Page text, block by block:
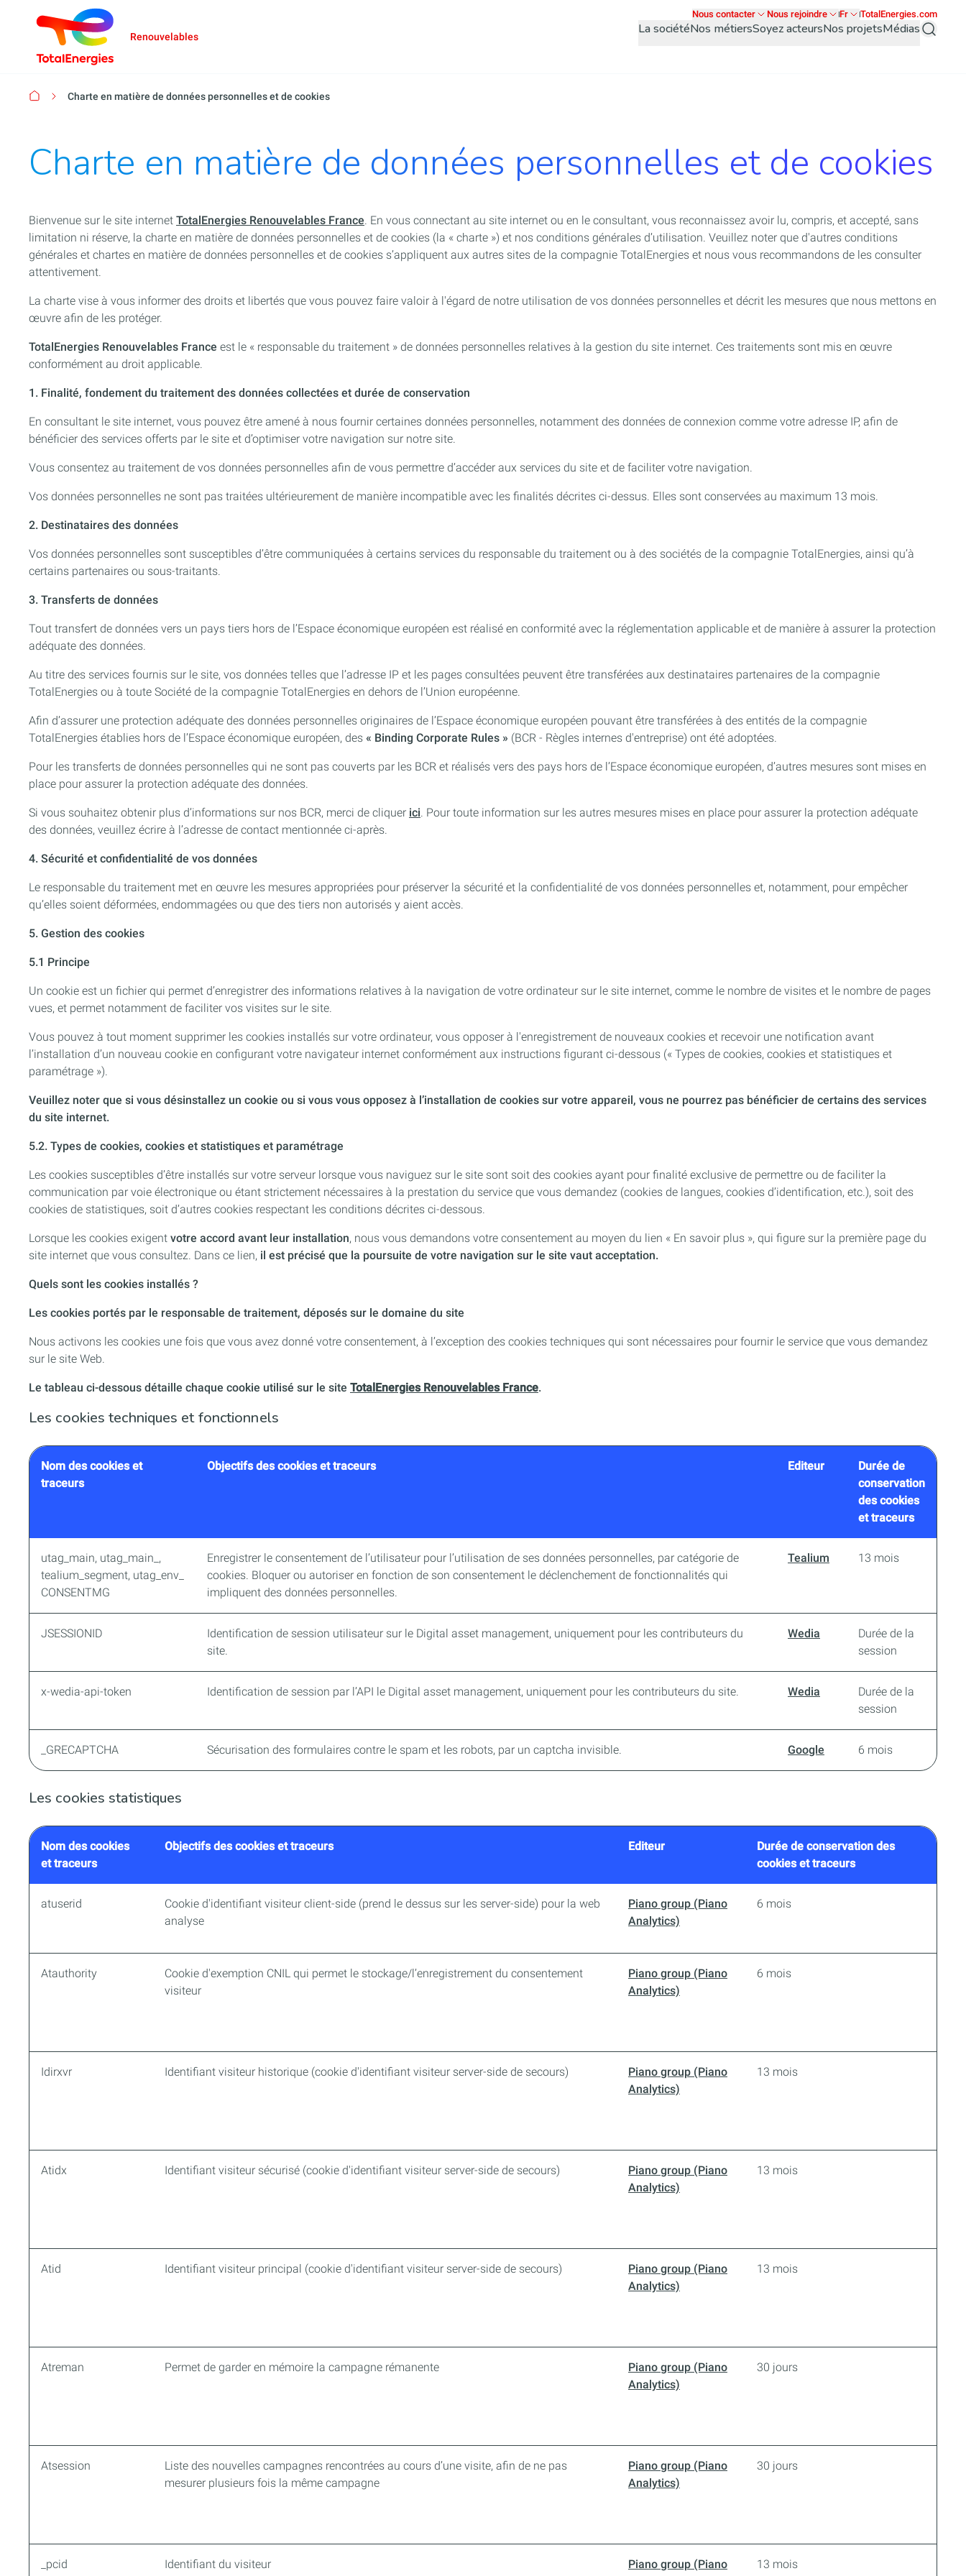
Renouvelables La sociétéNos métiersSoyez acteursNos projetsMédias
Nous contacter Nous rejoindre Fr TotalEnergies.com
Fil
Charte en matière de données personnelles et de cookies
Charte en matière de données personnelles et de cookies
Bienvenue sur le site internet TotalEnergies Renouvelables France . En vous connectant au site internet ou en le consultant, vous reconnaissez avoir lu, compris, et accepté, sans
limitation ni réserve, la charte en matière de données personnelles et de cookies (la « charte ») et nos conditions générales d’utilisation. Veuillez noter que d'autres conditions
générales et chartes en matière de données personnelles et de cookies s’appliquent aux autres sites de la compagnie TotalEnergies et nous vous recommandons de les consulter
attentivement.
La charte vise à vous informer des droits et libertés que vous pouvez faire valoir à l'égard de notre utilisation de vos données personnelles et décrit les mesures que nous mettons en
œuvre afin de les protéger.
TotalEnergies Renouvelables France est le « responsable du traitement » de données personnelles relatives à la gestion du site internet. Ces traitements sont mis en œuvre
conformément au droit applicable.
1. Finalité, fondement du traitement des données collectées et durée de conservation
En consultant le site internet, vous pouvez être amené à nous fournir certaines données personnelles, notamment des données de connexion comme votre adresse IP, afin de
bénéficier des services offerts par le site et d’optimiser votre navigation sur notre site.
Vous consentez au traitement de vos données personnelles afin de vous permettre d’accéder aux services du site et de faciliter votre navigation.
Vos données personnelles ne sont pas traitées ultérieurement de manière incompatible avec les finalités décrites ci-dessus. Elles sont conservées au maximum 13 mois.
2. Destinataires des données
Vos données personnelles sont susceptibles d’être communiquées à certains services du responsable du traitement ou à des sociétés de la compagnie TotalEnergies, ainsi qu’à
certains partenaires ou sous-traitants.
3. Transferts de données
Tout transfert de données vers un pays tiers hors de l’Espace économique européen est réalisé en conformité avec la réglementation applicable et de manière à assurer la protection
adéquate des données.
Au titre des services fournis sur le site, vos données telles que l’adresse IP et les pages consultées peuvent être transférées aux destinataires partenaires de la compagnie
TotalEnergies ou à toute Société de la compagnie TotalEnergies en dehors de l’Union européenne.
Afin d’assurer une protection adéquate des données personnelles originaires de l’Espace économique européen pouvant être transférées à des entités de la compagnie
TotalEnergies établies hors de l’Espace économique européen, des « Binding Corporate Rules » (BCR - Règles internes d'entreprise) ont été adoptées.
Pour les transferts de données personnelles qui ne sont pas couverts par les BCR et réalisés vers des pays hors de l’Espace économique européen, d’autres mesures sont mises en
place pour assurer la protection adéquate des données.
Si vous souhaitez obtenir plus d’informations sur nos BCR, merci de cliquer ici . Pour toute information sur les autres mesures mises en place pour assurer la protection adéquate
des données, veuillez écrire à l’adresse de contact mentionnée ci-après.
4. Sécurité et confidentialité de vos données
Le responsable du traitement met en œuvre les mesures appropriées pour préserver la sécurité et la confidentialité de vos données personnelles et, notamment, pour empêcher
qu’elles soient déformées, endommagées ou que des tiers non autorisés y aient accès.
5. Gestion des cookies
5.1 Principe
Un cookie est un fichier qui permet d’enregistrer des informations relatives à la navigation de votre ordinateur sur le site internet, comme le nombre de visites et le nombre de pages
vues, et permet notamment de faciliter vos visites sur le site.
Vous pouvez à tout moment supprimer les cookies installés sur votre ordinateur, vous opposer à l'enregistrement de nouveaux cookies et recevoir une notification avant
l’installation d’un nouveau cookie en configurant votre navigateur internet conformément aux instructions figurant ci-dessous (« Types de cookies, cookies et statistiques et
paramétrage »).
Veuillez noter que si vous désinstallez un cookie ou si vous vous opposez à l’installation de cookies sur votre appareil, vous ne pourrez pas bénéficier de certains des services
du site internet.
5.2. Types de cookies, cookies et statistiques et paramétrage
Les cookies susceptibles d’être installés sur votre serveur lorsque vous naviguez sur le site sont soit des cookies ayant pour finalité exclusive de permettre ou de faciliter la
communication par voie électronique ou étant strictement nécessaires à la prestation du service que vous demandez (cookies de langues, cookies d’identification, etc.), soit des
cookies de statistiques, soit d’autres cookies respectant les conditions décrites ci-dessous.
Lorsque les cookies exigent votre accord avant leur installation, nous vous demandons votre consentement au moyen du lien « En savoir plus », qui figure sur la première page du
site internet que vous consultez. Dans ce lien, il est précisé que la poursuite de votre navigation sur le site vaut acceptation.
Quels sont les cookies installés ?
Les cookies portés par le responsable de traitement, déposés sur le domaine du site
Nous activons les cookies une fois que vous avez donné votre consentement, à l’exception des cookies techniques qui sont nécessaires pour fournir le service que vous demandez
sur le site Web.
Le tableau ci-dessous détaille chaque cookie utilisé sur le site TotalEnergies Renouvelables France.
Les cookies techniques et fonctionnels
Nom des cookies et
traceurs
Objectifs des cookies et traceurs Editeur
Durée de
conservation
des cookies
et traceurs
utag_main, utag_main_,
tealium_segment, utag_env_
CONSENTMG
Enregistrer le consentement de l’utilisateur pour l’utilisation de ses données personnelles, par catégorie de
cookies. Bloquer ou autoriser en fonction de son consentement le déclenchement de fonctionnalités qui
impliquent des données personnelles.
Tealium 13 mois
JSESSIONID
Identification de session utilisateur sur le Digital asset management, uniquement pour les contributeurs du
site.
Wedia
Durée de la
session
x-wedia-api-token Identification de session par l’API le Digital asset management, uniquement pour les contributeurs du site. Wedia
Durée de la
session
_GRECAPTCHA Sécurisation des formulaires contre le spam et les robots, par un captcha invisible. Google 6 mois
Les cookies statistiques
Nom des cookies
et traceurs
Objectifs des cookies et traceurs Editeur
Durée de conservation des
cookies et traceurs
atuserid
Cookie d'identifiant visiteur client-side (prend le dessus sur les server-side) pour la web
analyse
Piano group (Piano
Analytics)
6 mois
Atauthority
Cookie d'exemption CNIL qui permet le stockage/l’enregistrement du consentement
visiteur
Piano group (Piano
Analytics)
6 mois
Idirxvr Identifiant visiteur historique (cookie d'identifiant visiteur server-side de secours)
Piano group (Piano
Analytics)
13 mois
Atidx Identifiant visiteur sécurisé (cookie d'identifiant visiteur server-side de secours)
Piano group (Piano
Analytics)
13 mois
Atid Identifiant visiteur principal (cookie d'identifiant visiteur server-side de secours)
Piano group (Piano
Analytics)
13 mois
Atreman Permet de garder en mémoire la campagne rémanente
Piano group (Piano
Analytics)
30 jours
Atsession
Liste des nouvelles campagnes rencontrées au cours d’une visite, afin de ne pas
mesurer plusieurs fois la même campagne
Piano group (Piano
Analytics)
30 jours
_pcid Identifiant du visiteur
Piano group (Piano
13 mois